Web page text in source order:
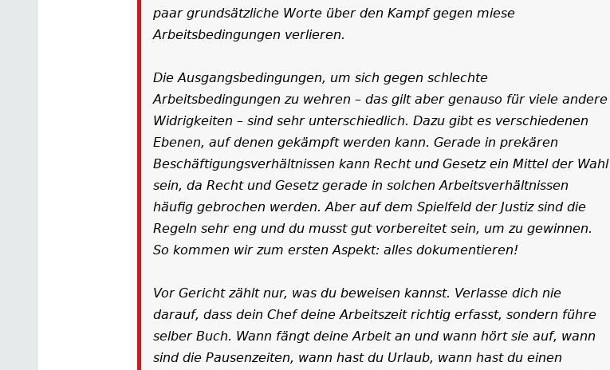
paar grundsätzliche Worte über den Kampf gegen miese
Arbeitsbedingungen verlieren.
Die Ausgangsbedingungen, um sich gegen schlechte
Arbeitsbedingungen zu wehren – das gilt aber genauso für viele andere
Widrigkeiten – sind sehr unterschiedlich. Dazu gibt es verschiedenen
Ebenen, auf denen gekämpft werden kann. Gerade in prekären
Beschäftigungsverhältnissen kann Recht und Gesetz ein Mittel der Wahl
sein, da Recht und Gesetz gerade in solchen Arbeitsverhältnissen
häufig gebrochen werden. Aber auf dem Spielfeld der Justiz sind die
Regeln sehr eng und du musst gut vorbereitet sein, um zu gewinnen.
So kommen wir zum ersten Aspekt: alles dokumentieren!
Vor Gericht zählt nur, was du beweisen kannst. Verlasse dich nie
darauf, dass dein Chef deine Arbeitszeit richtig erfasst, sondern führe
selber Buch. Wann fängt deine Arbeit an und wann hört sie auf, wann
sind die Pausenzeiten, wann hast du Urlaub, wann hast du einen